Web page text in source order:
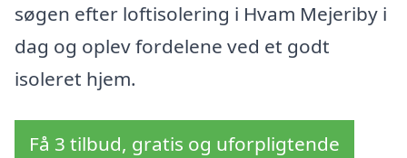
søgen efter loftisolering i Hvam Mejeriby i
dag og oplev fordelene ved et godt
isoleret hjem.
Få 3 tilbud, gratis og uforpligtende